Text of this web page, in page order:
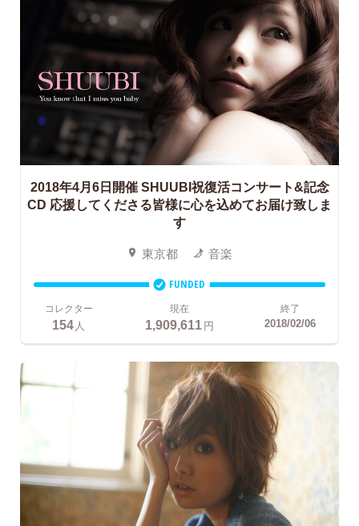
2018年4月6日開催 SHUUBI祝復活コンサート&記念
CD 応援してくださる皆様に心を込めてお届け致しま
す
東京都 音楽
FUNDED
コレクター
154 人
現在
1,909,611円
終了
2018/02/06